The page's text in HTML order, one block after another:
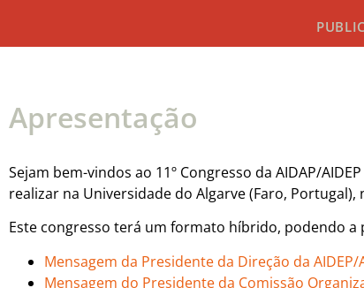
Apresentação
Sejam bem-vindos ao 11º Congresso da AIDAP/
realizar na Universidade do Algarve (Faro, Portugal),
Este congresso terá um formato híbrido, podendo
Mensagem da Presidente da Direção da AIDEP/
Mensagem do Presidente da Comissão